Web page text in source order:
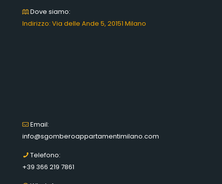
Dove siamo:
Indirizzo: Via delle Ande 5, 20151 Milano
Email:
info@sgomberoappartamentimilano.com
Telefono:
+39 366 219 7861